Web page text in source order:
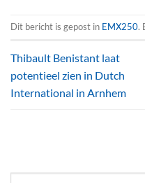
Dit bericht is gepost in EMX250.
Thibault Benistant laat
potentieel zien in Dutch
International in Arnhem